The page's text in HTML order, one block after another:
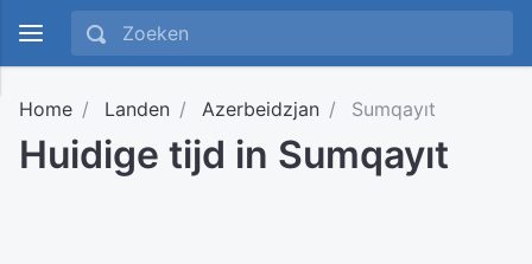
Home Landen Azerbeidzjan Sumqayıt
Huidige tijd in Sumqayıt